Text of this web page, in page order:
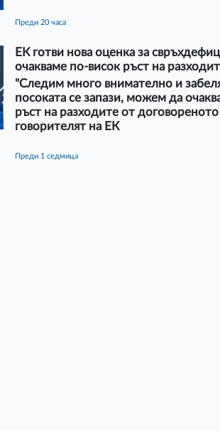
преди 20 часа
ЕК готви нова оценка за
очакваме по-висок ръст на
"Следим много внимателно и
посоката се запази, можем да
ръст на разходите от
говорителят на ЕК
преди 1 седмица